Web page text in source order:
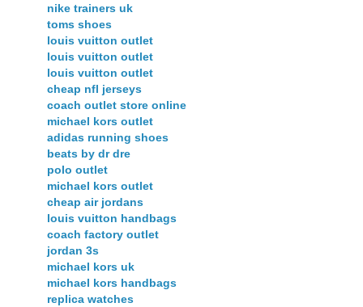
nike trainers uk
toms shoes
louis vuitton outlet
louis vuitton outlet
louis vuitton outlet
cheap nfl jerseys
coach outlet store online
michael kors outlet
adidas running shoes
beats by dr dre
polo outlet
michael kors outlet
cheap air jordans
louis vuitton handbags
coach factory outlet
jordan 3s
michael kors uk
michael kors handbags
replica watches